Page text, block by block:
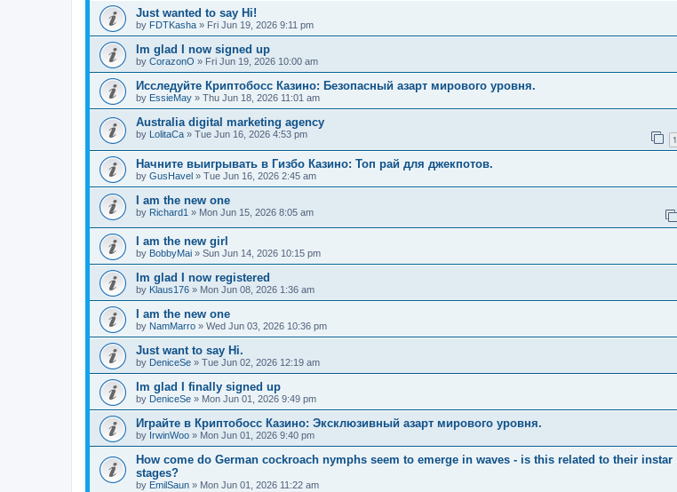
Just wanted to say Hi!
by FDTKasha » Fri Jun 19, 2026 9:11 pm
Im glad I now signed up
by CorazonO » Fri Jun 19, 2026 10:00 am
Исследуйте Криптобосс Казино: Безопасный азарт мирового уровня.
by EssieMay » Thu Jun 18, 2026 11:01 am
Australia digital marketing agency
by LolitaCa » Tue Jun 16, 2026 4:53 pm 1
Начните выигрывать в Гизбо Казино: Топ рай для джекпотов.
by GusHavel » Tue Jun 16, 2026 2:45 am
I am the new one
by Richard1 » Mon Jun 15, 2026 8:05 am
I am the new girl
by BobbyMai » Sun Jun 14, 2026 10:15 pm
Im glad I now registered
by Klaus176 » Mon Jun 08, 2026 1:36 am
I am the new one
by NamMarro » Wed Jun 03, 2026 10:36 pm
Just want to say Hi.
by DeniceSe » Tue Jun 02, 2026 12:19 am
Im glad I finally signed up
by DeniceSe » Mon Jun 01, 2026 9:49 pm
Играйте в Криптобосс Казино: Эксклюзивный азарт мирового уровня.
by IrwinWoo » Mon Jun 01, 2026 9:40 pm
How come do German cockroach nymphs seem to emerge in waves - is this related to their instar
stages?
by EmilSaun » Mon Jun 01, 2026 11:22 am